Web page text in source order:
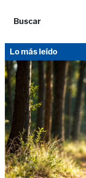
Buscar
Lo más leído